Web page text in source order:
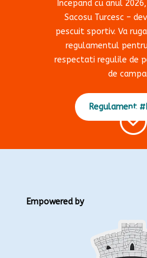
Incepand cu anul
Sacosu Turcesc –
pescuit sportiv. Va
regulamentul
respectati regulile de
de
Regulament
;
Empowered by